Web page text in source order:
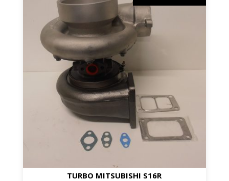
TURBO MITSUBISHI S16R